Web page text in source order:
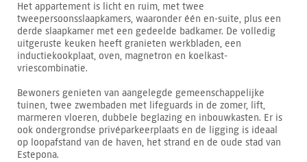
Het appartement is licht en ruim, met twee
tweepersoonsslaapkamers, waaronder één en-suite, plus een
derde slaapkamer met een gedeelde badkamer. De volledig
uitgeruste keuken heeft granieten werkbladen, een
inductiekookplaat, oven, magnetron en koelkast-
vriescombinatie.
Bewoners genieten van aangelegde gemeenschappelijke
tuinen, twee zwembaden met lifeguards in de zomer, lift,
marmeren vloeren, dubbele beglazing en inbouwkasten. Er is
ook ondergrondse privéparkeerplaats en de ligging is ideaal
op loopafstand van de haven, het strand en de oude stad van
Estepona.